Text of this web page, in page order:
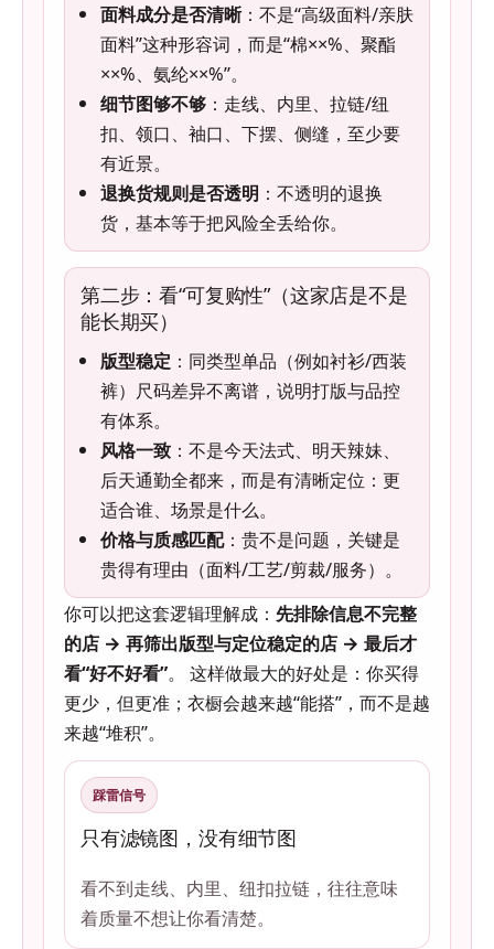
面料成分是否清晰：不是“高级面料/亲肤
面料”这种形容词，而是“棉××%、聚酯
××%、氨纶××%”。
细节图够不够 ：走线、内里、拉链/纽
扣、领口、袖口、下摆、侧缝，至少要
有近景。
退换货规则是否透明 ：不透明的退换
货，基本等于把风险全丢给你。
第二步：看“可复购性”（这家店是不是
能长期买）
版型稳定 ：同类型单品（例如衬衫/西装
裤）尺码差异不离谱，说明打版与品控
有体系。
风格一致 ：不是今天法式、明天辣妹、
后天通勤全都来，而是有清晰定位：更
适合谁、场景是什么。
价格与质感匹配：贵不是问题，关键是
贵得有理由（面料/工艺/剪裁/服务）。
你可以把这套逻辑理解成： 先排除信息不完整
的店 → 再筛出版型与定位稳定的店 → 最后才
看“好不好看”。 这样做最大的好处是：你买得
更少，但更准；衣橱会越来越“能搭”，而不是越
来越“堆积”。
踩雷信号
只有滤镜图，没有细节图
看不到走线、内里、纽扣拉链，往往意味
着质量不想让你看清楚。